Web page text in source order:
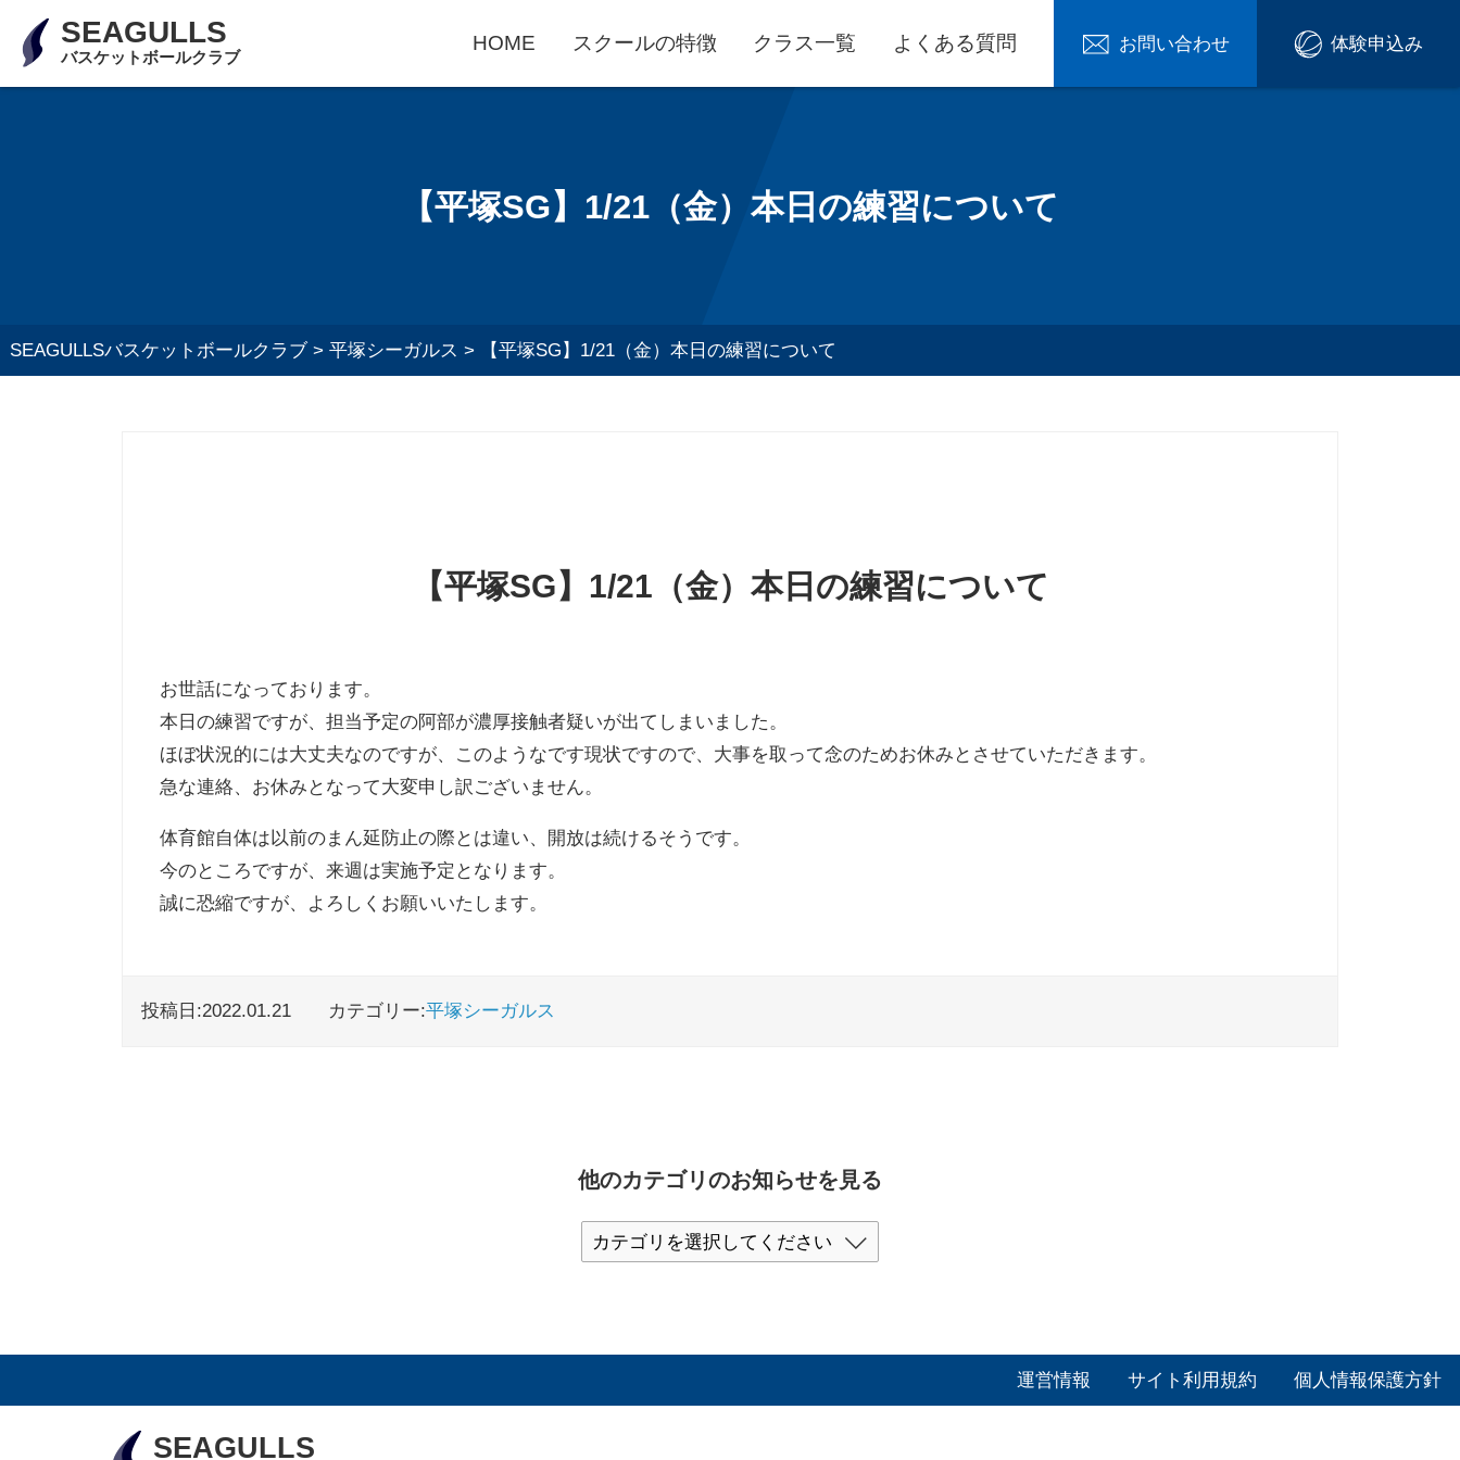
SEAGULLS
バスケットボールクラブ
HOME スクールの特徴 クラス一覧 よくある質問 お問い合わせ 体験申込み
【平塚SG】1/21（金）本日の練習について
SEAGULLSバスケットボールクラブ> 平塚シーガルス > 【平塚SG】1/21（金）本日の練習について
【平塚SG】1/21（金）本日の練習について
お世話になっております。
本日の練習ですが、担当予定の阿部が濃厚接触者疑いが出てしまいました。
ほぼ状況的には大丈夫なのですが、このようなです現状ですので、大事を取って念のためお休みとさせていただきます。
急な連絡、お休みとなって大変申し訳ございません。
体育館自体は以前のまん延防止の際とは違い、開放は続けるそうです。
今のところですが、来週は実施予定となります。
誠に恐縮ですが、よろしくお願いいたします。
投稿日:2022.01.21 カテゴリー:平塚シーガルス
他のカテゴリのお知らせを見る
運営情報 サイト利用規約 個人情報保護方針
SEAGULLS